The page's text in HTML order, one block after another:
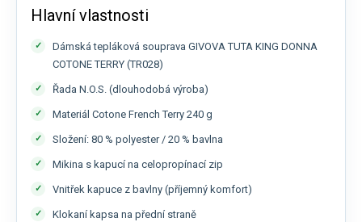
Hlavní vlastnosti
Dámská tepláková souprava GIVOVA TUTA KING DONNA
COTONE TERRY (TR028)
Řada N.O.S. (dlouhodobá výroba)
Materiál Cotone French Terry 240 g
Složení: 80 % polyester / 20 % bavlna
Mikina s kapucí na celopropínací zip
Vnitřek kapuce z bavlny (příjemný komfort)
Klokaní kapsa na přední straně